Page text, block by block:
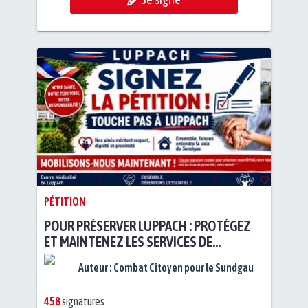
PÉTITION
POUR PRÉSERVER LUPPACH : PROTÉGEZ
ET MAINTENEZ LES SERVICES DE
PROXIMITÉ
Auteur : Combat Citoyen pour le Sundgau
458signatures